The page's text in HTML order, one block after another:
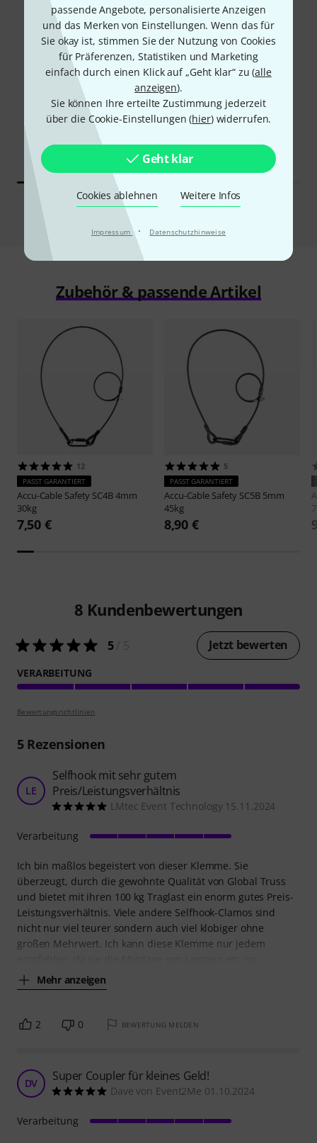
passende Angebote, personalisierte Anzeigen
und das Merken von Einstellungen. Wenn das für
Sie okay ist, stimmen Sie der Nutzung von Cookies
für Präferenzen, Statistiken und Marketing
einfach durch einen Klick auf „Geht klar“ zu (alle
anzeigen).
Sie können Ihre erteilte Zustimmung jederzeit
über die Cookie-Einstellungen (hier) widerrufen.
Geht klar
Cookies ablehnen Weitere Infos
Impressum · Datenschutzhinweise
42%
KAUFTEN
GENAU DIESES PRODUKT
8,60 €
10%
KAUFTEN
Global Truss 812-B Half
Vergleichen
Zubehör & passende Artikel
12
PASST GARANTIERT
Accu-Cable Safety SC4B 4mm
30kg
7,50 €
5
PASST GARANTIERT
Accu-Cable Safety SC5B 5mm
45kg
8,90 €
8 Kundenbewertungen
5/ 5 Jetzt bewerten
VERARBEITUNG
Bewertungsrichtlinien
5Rezensionen
LE
Selfhook mit sehr gutem
Preis/Leistungsverhältnis
LMtec Event Technology 15.11.2024
Ich bin maßlos begeistert von dieser Klemme. Sie
überzeugt, durch die gewohnte Qualität von Global Truss
und bietet mit ihren 100 kg Traglast ein enorm gutes Preis-
Leistungsverhältnis. Viele andere Selfhook-Clamos sind
nicht nur viel teurer sondern auch viel klobiger ohne
großen Mehrwert. Ich kann diese Klemme nur jedem
Mehr anzeigen
Verarbeitung
2 0 BEWERTUNG MELDEN
DV Super Coupler für kleines Geld!
Dave von Event2Me 01.10.2024
Verarbeitung